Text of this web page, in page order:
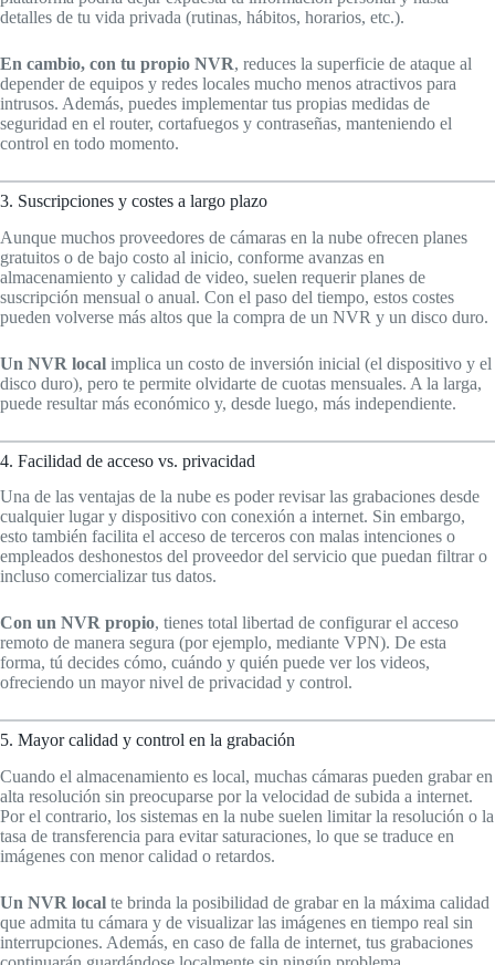
detalles de tu vida privada (rutinas, hábitos, horarios, etc.).
En cambio, con tu propio NVR, reduces la superficie de ataque al
depender de equipos y redes locales mucho menos atractivos para
intrusos. Además, puedes implementar tus propias medidas de
seguridad en el router, cortafuegos y contraseñas, manteniendo el
control en todo momento.
3. Suscripciones y costes a largo plazo
Aunque muchos proveedores de cámaras en la nube ofrecen planes
gratuitos o de bajo costo al inicio, conforme avanzas en
almacenamiento y calidad de video, suelen requerir planes de
suscripción mensual o anual. Con el paso del tiempo, estos costes
pueden volverse más altos que la compra de un NVR y un disco duro.
Un NVR local implica un costo de inversión inicial (el dispositivo y el
disco duro), pero te permite olvidarte de cuotas mensuales. A la larga,
puede resultar más económico y, desde luego, más independiente.
4. Facilidad de acceso vs. privacidad
Una de las ventajas de la nube es poder revisar las grabaciones desde
cualquier lugar y dispositivo con conexión a internet. Sin embargo,
esto también facilita el acceso de terceros con malas intenciones o
empleados deshonestos del proveedor del servicio que puedan filtrar o
incluso comercializar tus datos.
Con un NVR propio, tienes total libertad de configurar el acceso
remoto de manera segura (por ejemplo, mediante VPN). De esta
forma, tú decides cómo, cuándo y quién puede ver los videos,
ofreciendo un mayor nivel de privacidad y control.
5. Mayor calidad y control en la grabación
Cuando el almacenamiento es local, muchas cámaras pueden grabar en
alta resolución sin preocuparse por la velocidad de subida a internet.
Por el contrario, los sistemas en la nube suelen limitar la resolución o la
tasa de transferencia para evitar saturaciones, lo que se traduce en
imágenes con menor calidad o retardos.
Un NVR local te brinda la posibilidad de grabar en la máxima calidad
que admita tu cámara y de visualizar las imágenes en tiempo real sin
interrupciones. Además, en caso de falla de internet, tus grabaciones